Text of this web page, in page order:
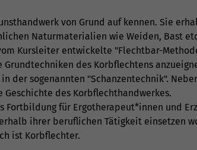
von Grund auf kennen. Sie
Naturmaterialien wie Weiden, Bast
Kursleiter entwickelte "Flechtbar-
des Korbflechtens
der sogenannten "Schanzentechnik".
des Korbflechthandwerkes.
Fortbildung für Ergotherapeut*innen und
ihrer beruflichen Tätigkeit einsetzen
ist Korbflechter.